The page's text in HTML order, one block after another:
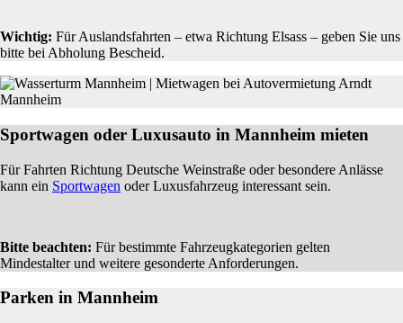
Wichtig: Für Auslandsfahrten – etwa Richtung Elsass – geben Sie uns
bitte bei Abholung Bescheid.
Sportwagen oder Luxusauto in Mannheim mieten
Für Fahrten Richtung Deutsche Weinstraße oder besondere Anlässe
kann ein Sportwagen oder Luxusfahrzeug interessant sein.
Bitte beachten: Für bestimmte Fahrzeugkategorien gelten
Mindestalter und weitere gesonderte Anforderungen.
Parken in Mannheim